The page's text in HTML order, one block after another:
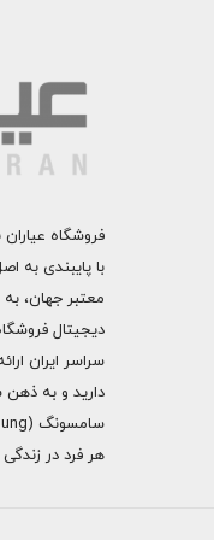
فروشگاه
با پایبندی به
معتبر جهان،
دارید و به ذهن
هر فرد در